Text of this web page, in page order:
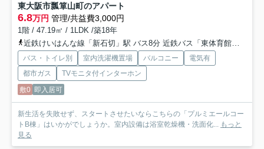
東大阪市瓢箪山町のアパート
6.8万円 管理/共益費3,000円
1階 / 47.19㎡ / 1LDK /築18年
近鉄けいはんな線「新石切」駅 バス8分 近鉄バス「東体育館前」 停歩16分
バス・トイレ別 室内洗濯機置場 バルコニー
電気有
都市ガス
TVモニタ付インターホン
敷0 即入居可
新生活を失敗せず、スタートさせたいならこちらの「プルミエールコー
トB棟」はいかがでしょうか。室内設備は浴室乾燥機・洗面化... もっと
見る